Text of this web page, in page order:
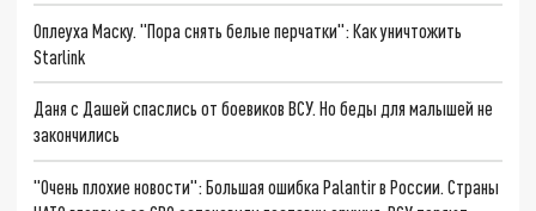
Оплеуха Маску. "Пора снять белые перчатки": Как уничтожить
Starlink
Даня с Дашей спаслись от боевиков ВСУ. Но беды для малышей не
закончились
"Очень плохие новости": Большая ошибка Palantir в России. Страны